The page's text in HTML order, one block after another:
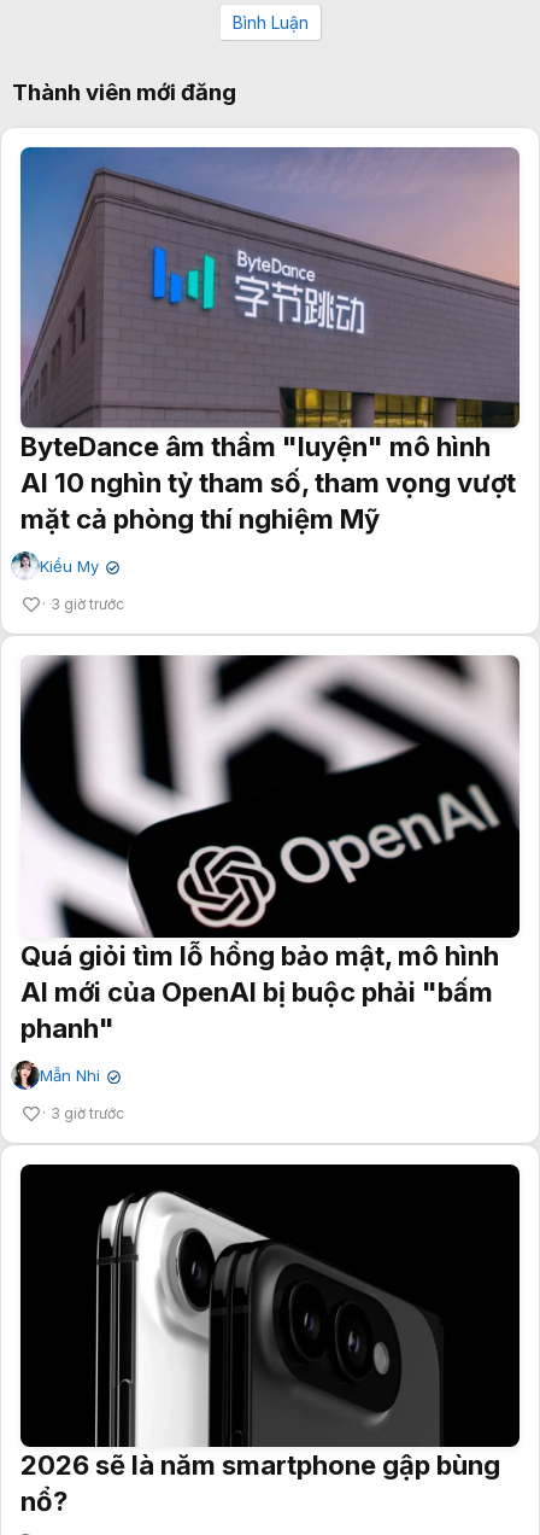
Bình Luận
Thành viên mới đăng
ByteDance âm thầm "luyện" mô hình
AI 10 nghìn tỷ tham số, tham vọng vượt
mặt cả phòng thí nghiệm Mỹ
Kiều My ✔
3 giờ trước
Quá giỏi tìm lỗ hổng bảo mật, mô hình
AI mới của OpenAI bị buộc phải "bấm
phanh"
Mẫn Nhi ✔
3 giờ trước
2026 sẽ là năm smartphone gập bùng
nổ?